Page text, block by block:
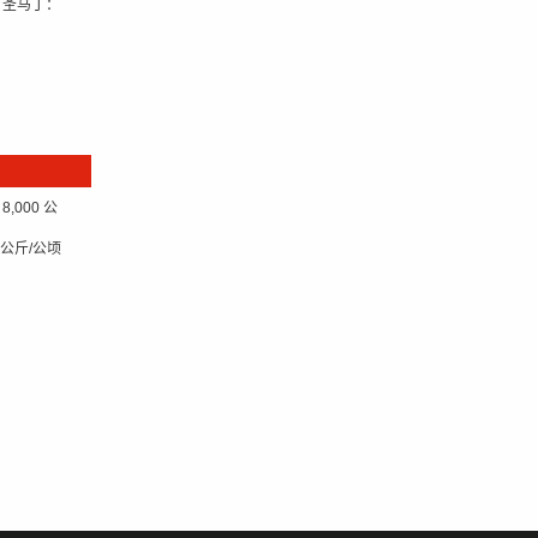
马丁：
公
斤/公顷